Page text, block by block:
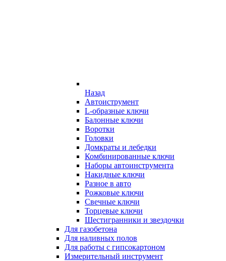
Назад
Автоиструмент
L-образные ключи
Балонные ключи
Воротки
Головки
Домкраты и лебедки
Комбинированные ключи
Наборы автоинструмента
Накидные ключи
Разное в авто
Рожковые ключи
Свечные ключи
Торцевые ключи
Шестигранники и звездочки
Для газобетона
Для наливных полов
Для работы с гипсокартоном
Измерительный инструмент